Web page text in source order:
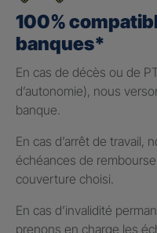
100%
banques*
En cas de décès ou de
d’autonomie), nous
banque.
En cas d’arrêt de travail,
échéances de
couverture choisi.
En cas d’invalidité
prenons en charge les